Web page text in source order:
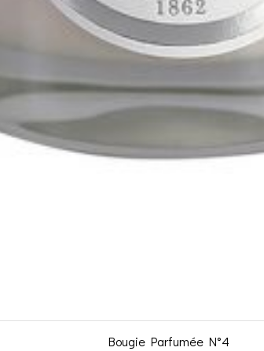
Bougie Parfumée N°4